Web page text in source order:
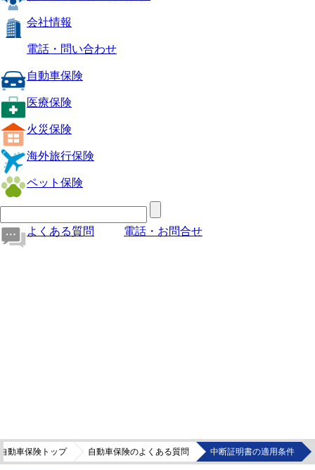
会社情報
電話・問い合わせ
自動車保険
医療保険
火災保険
海外旅行保険
ペット保険
よくある質問 電話・お問合せ
自動車保険トップ 自動車保険のよくある質問 中断証明書の適用条件